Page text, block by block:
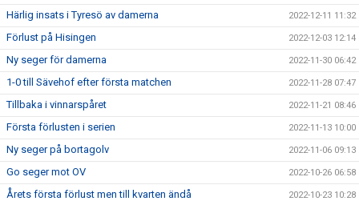
Härlig insats i Tyresö av damerna 2022-12-11 11:32
Förlust på Hisingen 2022-12-03 12:14
Ny seger för damerna 2022-11-30 06:42
1-0 till Sävehof efter första matchen 2022-11-28 07:47
Tillbaka i vinnarspåret 2022-11-21 08:46
Första förlusten i serien 2022-11-13 10:00
Ny seger på bortagolv 2022-11-06 09:13
Go seger mot OV 2022-10-26 06:58
Årets första förlust men till kvarten ändå 2022-10-23 10:28